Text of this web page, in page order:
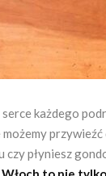
każdego
czy płyniesz